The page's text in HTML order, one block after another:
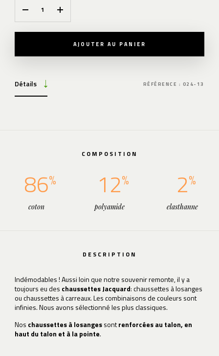
AJOUTER AU PANIER
Détails RÉFÉRENCE : 024-13
COMPOSITION
86
coton
12
polyamide
2
elasthanne
DESCRIPTION
Indémodables ! Aussi loin que notre souvenir remonte, il y a
toujours eu des chaussettes Jacquard: chaussettes à losanges
ou chaussettes à carreaux. Les combinaisons de couleurs sont
infinies. Nous avons sélectionné les plus classiques.
Nos chaussettes à losangessontrenforcées au talon, en
haut du talon et à la pointe.